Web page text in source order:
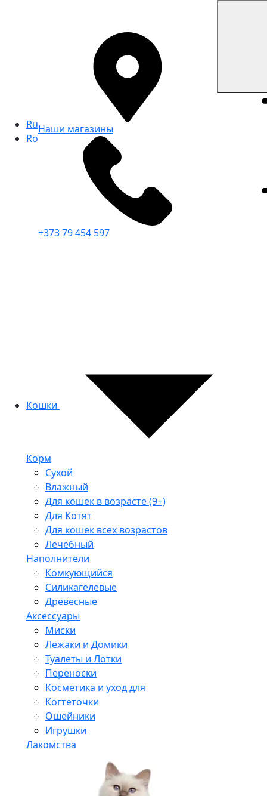
Ru
Ro
Наши магазины
+373 79 454 597
Кошки
Корм
Сухой
Влажный
Для кошек в возрасте (9+)
Для Котят
Для кошек всех возрастов
Лечебный
Наполнители
Комкующийся
Силикагелевые
Древесные
Аксессуары
Миски
Лежаки и Домики
Туалеты и Лотки
Переноски
Косметика и уход для
Когтеточки
Ошейники
Игрушки
Лакомства